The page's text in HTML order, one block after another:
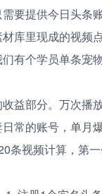
要提供今日头条
库里现成的视频
有个学员单条宠
益部分。万次播
常的账号，单月
条视频计算，第